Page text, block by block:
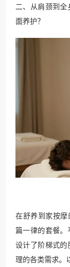
二、从肩颈到
面养护？
在舒养到家按摩
篇一律的套餐。
设计了阶梯式
理的各类需求。